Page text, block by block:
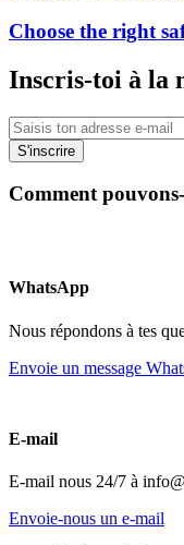
Choose the right
Inscris-toi à la
S'inscrire
Comment
WhatsApp
Nous répondons à tes
Envoie un message
E-mail
E-mail nous 24/7 à
Envoie-nous un e-mail